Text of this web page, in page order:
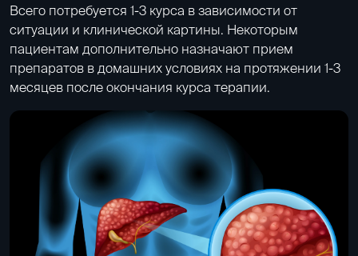
Всего потребуется 1-3 курса в зависимости от
ситуации и клинической картины. Некоторым
пациентам дополнительно назначают прием
препаратов в домашних условиях на протяжении 1-3
месяцев после окончания курса терапии.